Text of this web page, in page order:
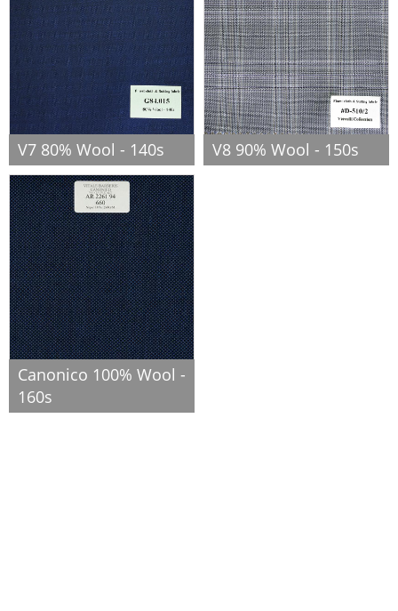
V7 80% Wool - 140s V8 90% Wool - 150s
Canonico 100% Wool -
160s